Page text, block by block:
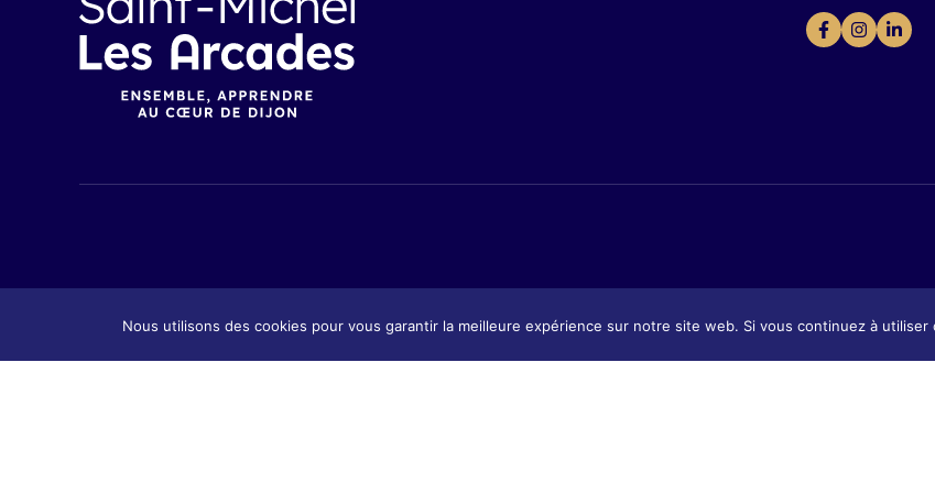
Nous utilisons des cookies pour vous garantir la meilleure expérience sur notre site web. Si vous continuez à